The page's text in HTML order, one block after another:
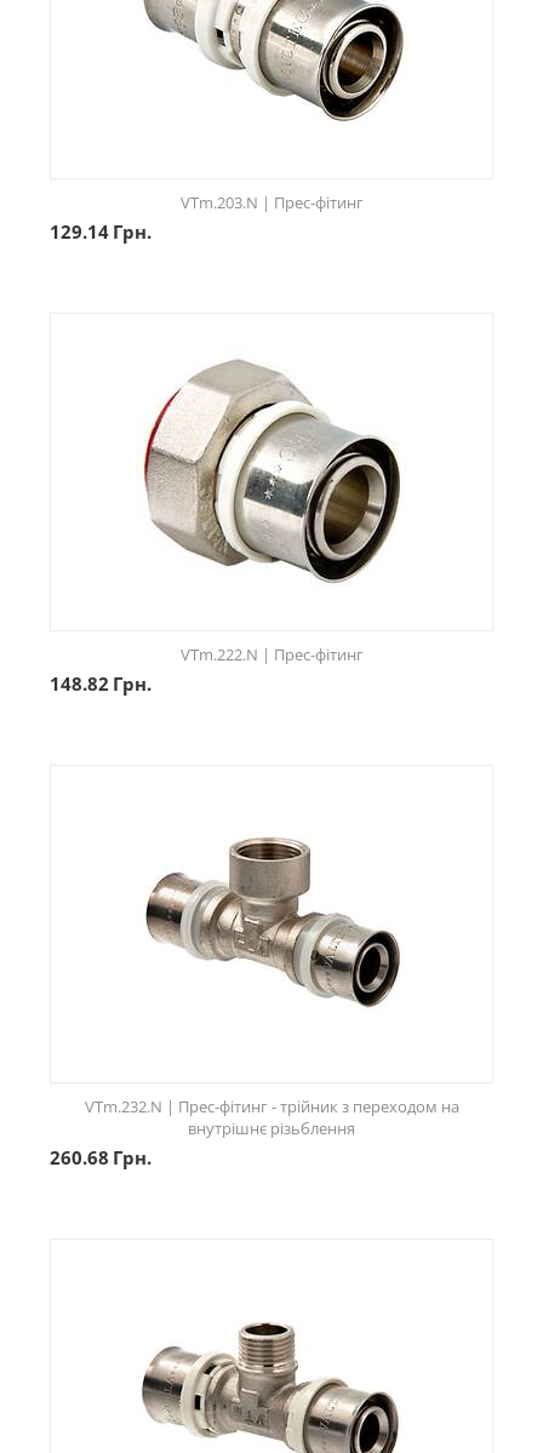
VTm.203.N | Прес-фітинг
129.14 Грн.
VTm.222.N | Прес-фітинг
148.82 Грн.
VTm.232.N | Прес-фітинг - трійник з переходом на
внутрішнє різьблення
260.68 Грн.